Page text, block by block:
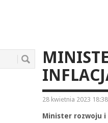
28 kwietnia 2023 18:38
Minister rozwoju i